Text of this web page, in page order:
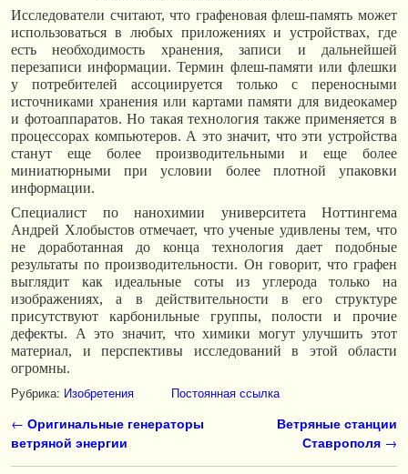
Исследователи считают, что графеновая флеш-память может
использоваться в любых приложениях и устройствах, где
есть необходимость хранения, записи и дальнейшей
перезаписи информации. Термин флеш-памяти или флешки
у потребителей ассоциируется только с переносными
источниками хранения или картами памяти для видеокамер
и фотоаппаратов. Но такая технология также применяется в
процессорах компьютеров. А это значит, что эти устройства
станут еще более производительными и еще более
миниатюрными при условии более плотной упаковки
информации.
Специалист по нанохимии университета Ноттингема
Андрей Хлобыстов отмечает, что ученые удивлены тем, что
не доработанная до конца технология дает подобные
результаты по производительности. Он говорит, что графен
выглядит как идеальные соты из углерода только на
изображениях, а в действительности в его структуре
присутствуют карбонильные группы, полости и прочие
дефекты. А это значит, что химики могут улучшить этот
материал, и перспективы исследований в этой области
огромны.
Рубрика: Изобретения Постоянная ссылка
Навигация по записям
← Оригинальные генераторы
ветряной энергии
Ветряные станции
Ставрополя →